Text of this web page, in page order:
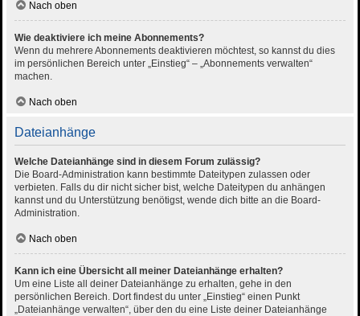
Nach oben
Wie deaktiviere ich meine Abonnements?
Wenn du mehrere Abonnements deaktivieren möchtest, so kannst du dies
im persönlichen Bereich unter „Einstieg“ – „Abonnements verwalten“
machen.
Nach oben
Dateianhänge
Welche Dateianhänge sind in diesem Forum zulässig?
Die Board-Administration kann bestimmte Dateitypen zulassen oder
verbieten. Falls du dir nicht sicher bist, welche Dateitypen du anhängen
kannst und du Unterstützung benötigst, wende dich bitte an die Board-
Administration.
Nach oben
Kann ich eine Übersicht all meiner Dateianhänge erhalten?
Um eine Liste all deiner Dateianhänge zu erhalten, gehe in den
persönlichen Bereich. Dort findest du unter „Einstieg“ einen Punkt
„Dateianhänge verwalten“, über den du eine Liste deiner Dateianhänge